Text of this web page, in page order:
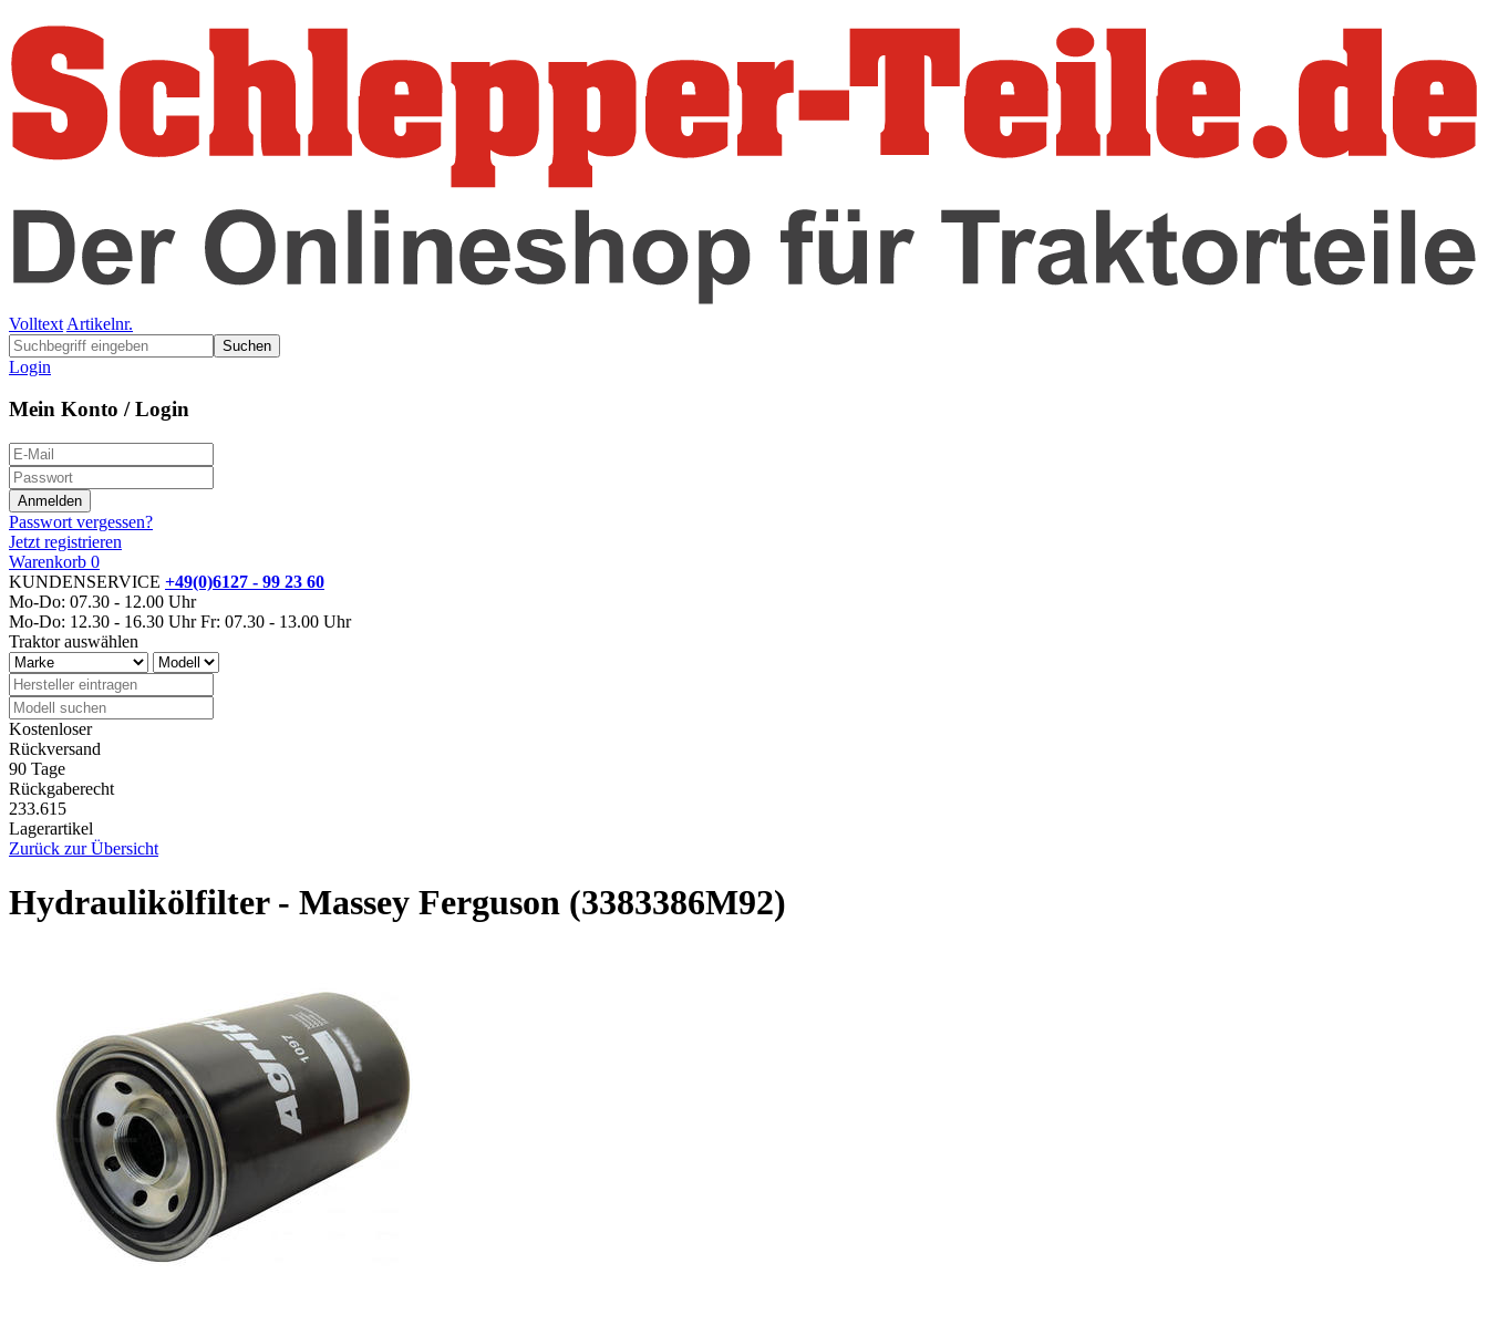
Volltext Artikelnr.
Suchen
Login
Mein Konto / Login
Passwort vergessen?
Jetzt registrieren
Warenkorb 0
KUNDENSERVICE +49(0)6127 - 99 23 60
Mo-Do: 07.30 - 12.00 Uhr
Mo-Do: 12.30 - 16.30 Uhr Fr: 07.30 - 13.00 Uhr
Traktor auswählen
Kostenloser
Rückversand
90 Tage
Rückgaberecht
233.615
Lagerartikel
Zurück zur Übersicht
Hydraulikölfilter - Massey Ferguson (3383386M92)